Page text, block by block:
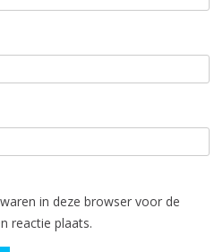
in deze browser voor de
reactie plaats.